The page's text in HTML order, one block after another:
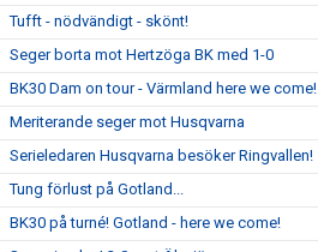
Tufft - nödvändigt - skönt!
Seger borta mot Hertzöga BK med 1-0
BK30 Dam on tour - Värmland here we come!
Meriterande seger mot Husqvarna
Serieledaren Husqvarna besöker Ringvallen!
Tung förlust på Gotland...
BK30 på turné! Gotland - here we come!